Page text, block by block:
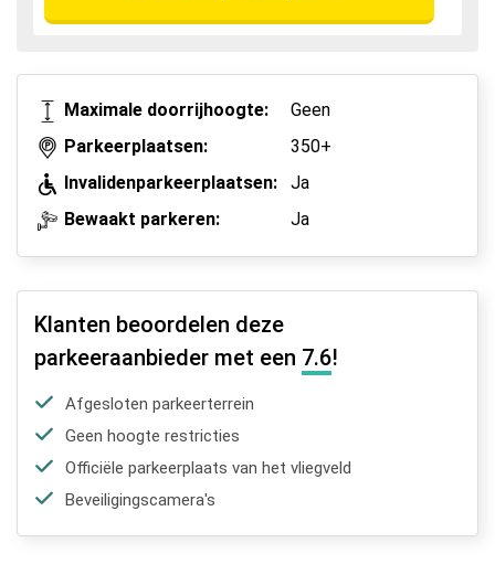
Maximale doorrijhoogte:
Geen
Parkeerplaatsen:
350+
Invalidenparkeerplaatsen:
Ja
Bewaakt parkeren:
Ja
Klanten beoordelen deze
parkeeraanbieder met een 7.6!
Afgesloten parkeerterrein
Geen hoogte restricties
Officiële parkeerplaats van het vliegveld
Beveiligingscamera's